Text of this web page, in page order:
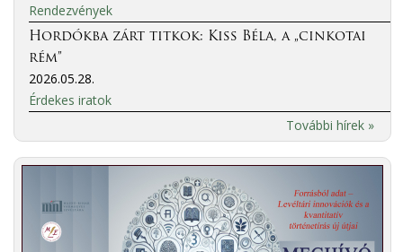
Rendezvények
Hordókba zárt titkok: Kiss Béla, a „cinkotai
rém”
2026.05.28.
Érdekes iratok
További hírek »